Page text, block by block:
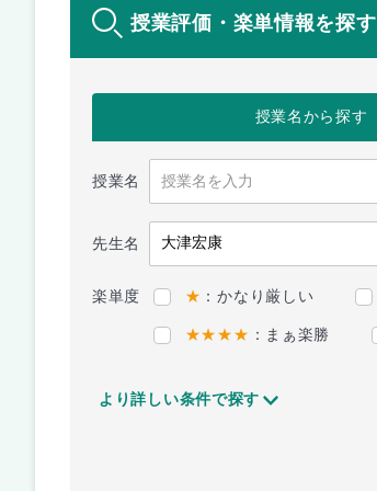
授業評価・楽単情報を探す
授業名から探す
授業名
先生名
楽単度 ★ ：かなり厳しい
★★★★ ：まぁ楽勝
より詳しい条件で探す